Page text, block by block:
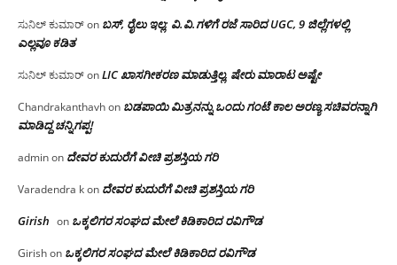
ಸುನಿಲ್ ಕುಮಾರ್on ಬಸ್, ರೈಲು ಇಲ್ಲ; ವಿ.ವಿ.ಗಳಿಗೆ ರಜೆ ಸಾರಿದ UGC, 9 ಜಿಲ್ಲೆಗಳಲ್ಲಿ
ಎಲ್ಲವೂ ಕಡಿತ
ಸುನಿಲ್ ಕುಮಾರ್onLIC ಖಾಸಗೀಕರಣ ಮಾಡುತ್ತಿಲ್ಲ, ಷೇರು ಮಾರಾಟ ಅಷ್ಟೇ
Chandrakanthavhon ಬಡಪಾಯಿ ಮಿತ್ರನನ್ನು ಒಂದು ಗಂಟೆ ಕಾಲ ಅರಣ್ಯ ಸಚಿವರನ್ನಾಗಿ
ಮಾಡಿದ್ದ ಚನ್ನಿಗಪ್ಪ!
adminon ದೇವರ ಕುದುರೆಗೆ ವೀಚಿ ಪ್ರಶಸ್ತಿಯ ಗರಿ
Varadendra kon ದೇವರ ಕುದುರೆಗೆ ವೀಚಿ ಪ್ರಶಸ್ತಿಯ ಗರಿ
Girish on ಒಕ್ಕಲಿಗರ ಸಂಘದ ಮೇಲೆ ಕಿಡಿಕಾರಿದ ರವಿಗೌಡ
Girishon ಒಕ್ಕಲಿಗರ ಸಂಘದ ಮೇಲೆ ಕಿಡಿಕಾರಿದ ರವಿಗೌಡ